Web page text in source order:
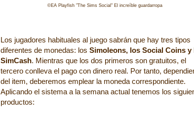
©EA Playfish "The Sims Social" El increíble guardarropa
Los jugadores habituales al juego sabrán que hay tres tipos
diferentes de monedas: los Simoleons, los Social Coins y
SimCash. Mientras que los dos primeros son gratuitos, el
tercero conlleva el pago con dinero real. Por tanto,
del item, deberemos emplear la moneda correspondiente.
Aplicando el sistema a la semana actual tenemos los
productos: